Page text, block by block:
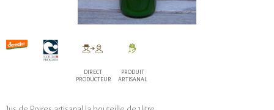
DIRECT
PRODUCTEUR
PRODUIT
ARTISANAL